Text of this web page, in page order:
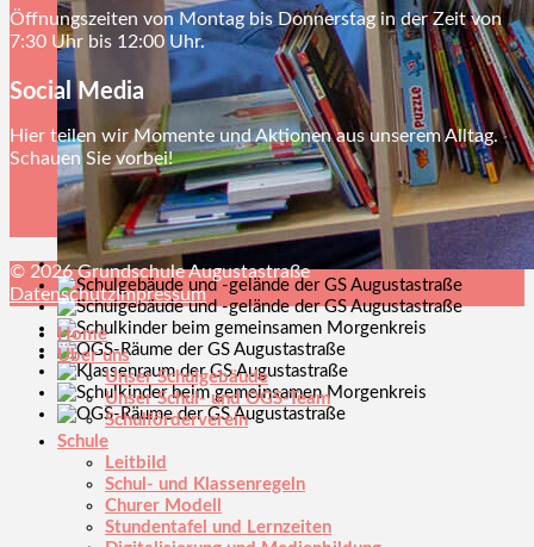
Öffnungszeiten von Montag bis Donnerstag in der Zeit von
7:30 Uhr bis 12:00 Uhr.
Social Media
Hier teilen wir Momente und Aktionen aus unserem Alltag.
Schauen Sie vorbei!
© 2026 Grundschule Augustastraße
DatenschutzImpressum
Home
Über uns
Unser Schulgebäude
Unser Schul- und OGS-Team
Schulförderverein
Schule
Leitbild
Schul- und Klassenregeln
Churer Modell
Stundentafel und Lernzeiten